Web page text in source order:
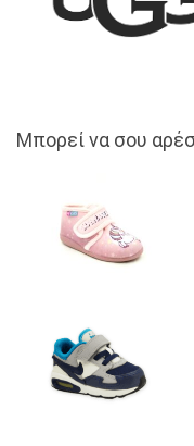
Μπορεί να σου